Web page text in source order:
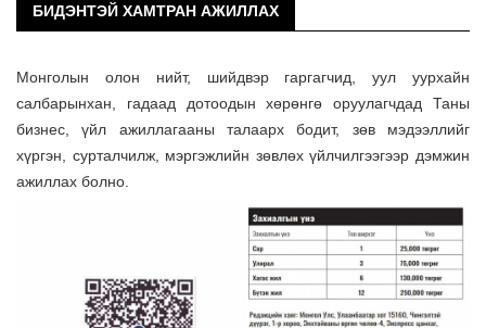
БИДЭНТЭЙ ХАМТРАН АЖИЛЛАХ
Монголын олон нийт, шийдвэр гаргагчид, уул уурхайн
салбарынхан, гадаад дотоодын хөрөнгө оруулагчдад Таны
бизнес, үйл ажиллагааны талаарх бодит, зөв мэдээллийг
хүргэн, сурталчилж, мэргэжлийн зөвлөх үйлчилгээгээр дэмжин
ажиллах болно.